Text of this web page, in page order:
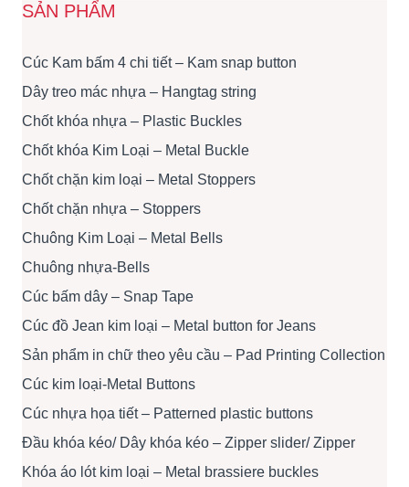
SẢN PHẨM
Cúc Kam bấm 4 chi tiết – Kam snap button
Dây treo mác nhựa – Hangtag string
Chốt khóa nhựa – Plastic Buckles
Chốt khóa Kim Loại – Metal Buckle
Chốt chặn kim loại – Metal Stoppers
Chốt chặn nhựa – Stoppers
Chuông Kim Loại – Metal Bells
Chuông nhựa-Bells
Cúc bấm dây – Snap Tape
Cúc đồ Jean kim loại – Metal button for Jeans
Sản phẩm in chữ theo yêu cầu – Pad Printing Collection
Cúc kim loại-Metal Buttons
Cúc nhựa họa tiết – Patterned plastic buttons
Đầu khóa kéo/ Dây khóa kéo – Zipper slider/ Zipper
Khóa áo lót kim loại – Metal brassiere buckles